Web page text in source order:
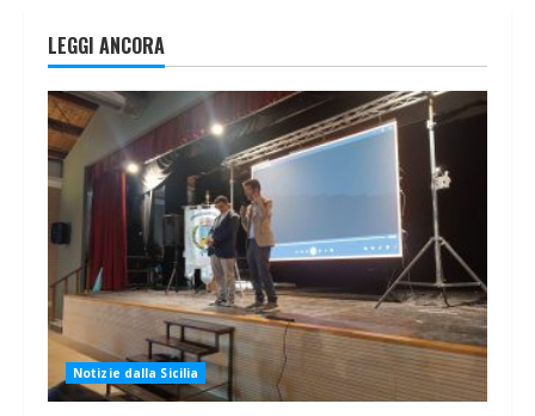
LEGGI ANCORA
Notizie dalla Sicilia